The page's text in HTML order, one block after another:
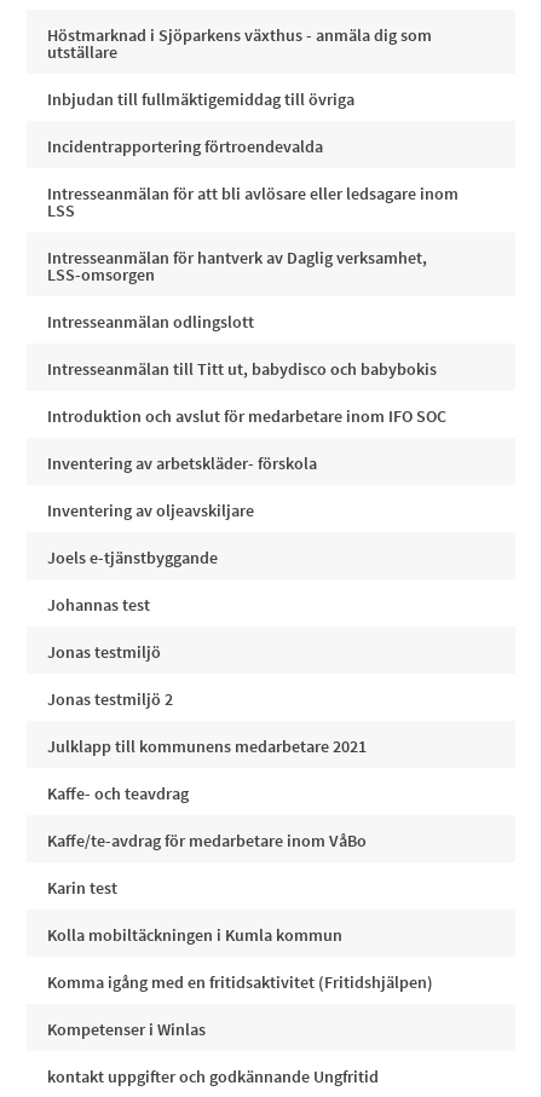
Höstmarknad i Sjöparkens växthus - anmäla dig som
utställare
Inbjudan till fullmäktigemiddag till övriga
Incidentrapportering förtroendevalda
Intresseanmälan för att bli avlösare eller ledsagare inom
LSS
Intresseanmälan för hantverk av Daglig verksamhet,
LSS-omsorgen
Intresseanmälan odlingslott
Intresseanmälan till Titt ut, babydisco och babybokis
Introduktion och avslut för medarbetare inom IFO SOC
Inventering av arbetskläder- förskola
Inventering av oljeavskiljare
Joels e-tjänstbyggande
Johannas test
Jonas testmiljö
Jonas testmiljö 2
Julklapp till kommunens medarbetare 2021
Kaffe- och teavdrag
Kaffe/te-avdrag för medarbetare inom VåBo
Karin test
Kolla mobiltäckningen i Kumla kommun
Komma igång med en fritidsaktivitet (Fritidshjälpen)
Kompetenser i Winlas
kontakt uppgifter och godkännande Ungfritid